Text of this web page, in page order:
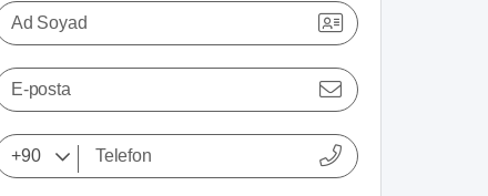
Ad Soyad
E-posta